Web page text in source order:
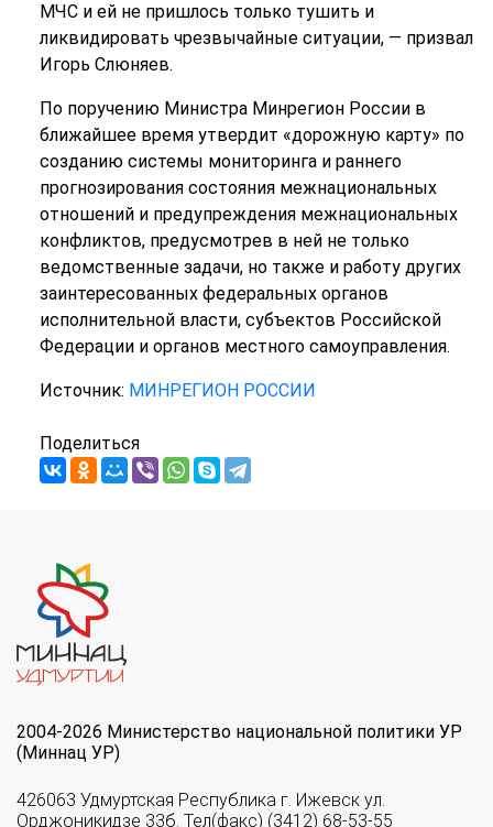
МЧС и ей не пришлось только тушить и
ликвидировать чрезвычайные ситуации, — призвал
Игорь Слюняев.
По поручению Министра Минрегион России в
ближайшее время утвердит «дорожную карту» по
созданию системы мониторинга и раннего
прогнозирования состояния межнациональных
отношений и предупреждения межнациональных
конфликтов, предусмотрев в ней не только
ведомственные задачи, но также и работу других
заинтересованных федеральных органов
исполнительной власти, субъектов Российской
Федерации и органов местного самоуправления.
Источник: МИНРЕГИОН РОССИИ
Поделиться
2004-2026 Министерство национальной политики УР
(Миннац УР)
426063 Удмуртская Республика г. Ижевск ул.
Орджоникидзе 33б. Тел(факс) (3412) 68-53-55